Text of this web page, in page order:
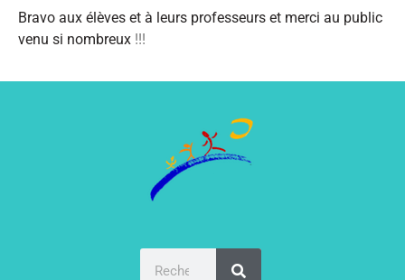
Bravo aux élèves et à leurs professeurs et merci au public
venu si nombreux !!!